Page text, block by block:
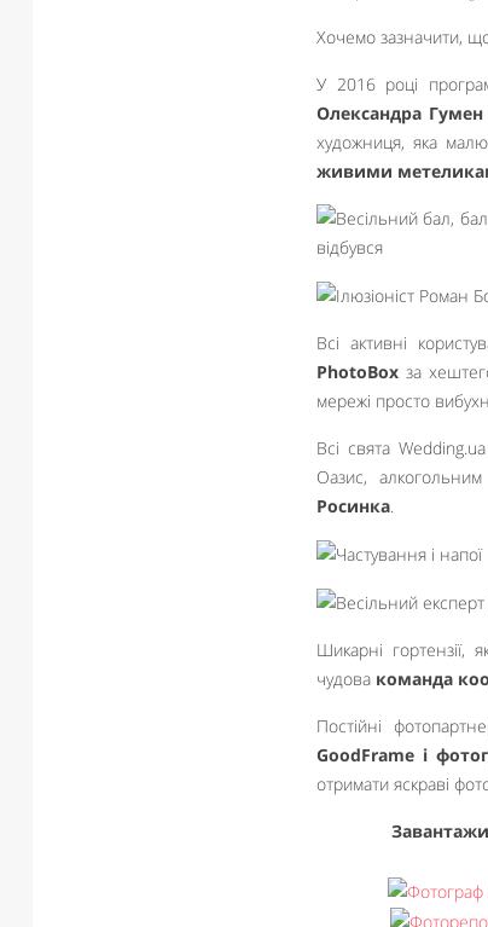
Хочемо зазначити,
У 2016 році
Олександра Гумен
художниця, яка
живими
Всі активні
PhotoBox за
мережі просто
Всі свята
Оазис,
Росинка
Шикарні гортензії,
чудова команда
Постійні
GoodFrame і
отримати яскраві